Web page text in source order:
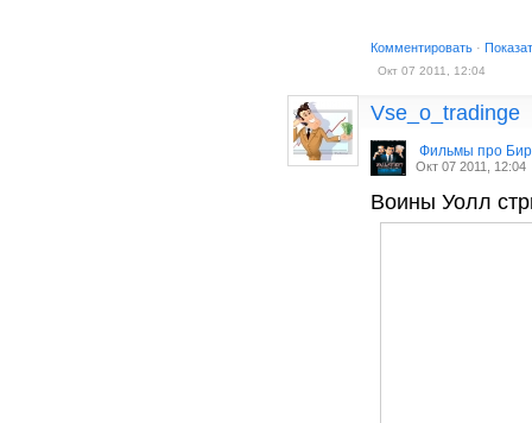
Комментировать ·
Окт 07 2011, 12:04
Vse_o_tradinge
Фильмы про
Окт 07 2011, 12:04
Воины Уолл